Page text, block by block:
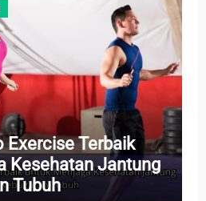
Exercise Terbaik
Kesehatan Jantung
Tubuh